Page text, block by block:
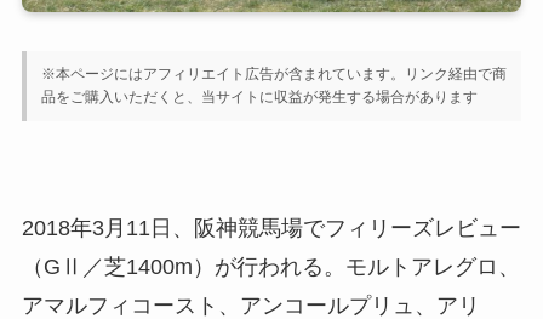
※本ページにはアフィリエイト広告が含まれています。リンク経由で商
品をご購入いただくと、当サイトに収益が発生する場合があります
2018年3月11日、阪神競馬場でフィリーズレビュー
（GⅡ／芝1400m）が行われる。モルトアレグロ、
アマルフィコースト、アンコールプリュ、アリ